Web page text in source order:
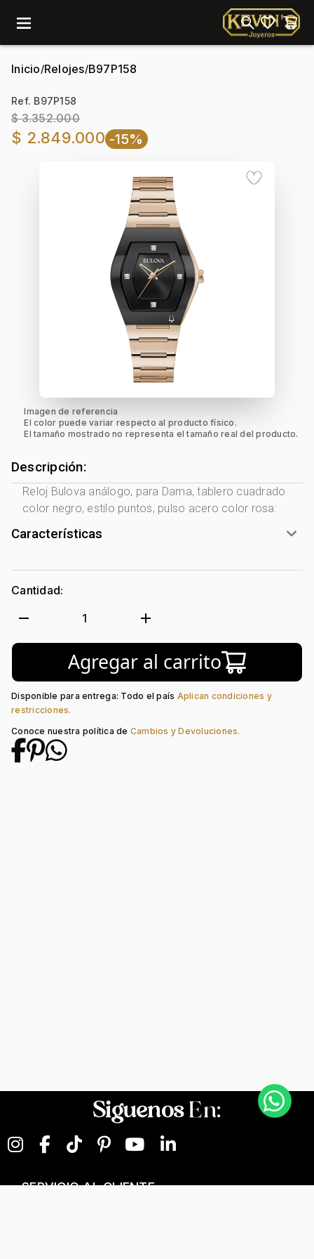
menu
Inicio/Relojes/B97P158
Ref. B97P158
$ 3.352.000
$ 2.849.000 -15%
Imagen de referencia
El color puede variar respecto al producto físico.
El tamaño mostrado no representa el tamaño real del producto.
Descripción:
Reloj Bulova análogo, para Dama, tablero cuadrado
color negro, estilo puntos, pulso acero color rosa:
Características
Marca: Bulova
Género:
Forma de caja:
Movimiento:
Color del tablero: Negro
Color del Pulso: Rosa
Estilo de numeración:
Material del pulso:
Acero
Tipo de cierre:
Cantidad:
remove 1 add
Agregar al carrito
Disponible para entrega: Todo el país Aplican condiciones y
restricciones.
Conoce nuestra política de Cambios y Devoluciones.
SiguenosEn:
SERVICIO AL CLIENTE